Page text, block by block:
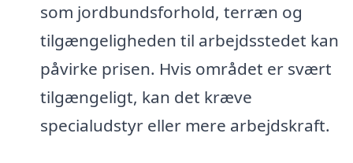
som jordbundsforhold, terræn og
tilgængeligheden til arbejdsstedet kan
påvirke prisen. Hvis området er svært
tilgængeligt, kan det kræve
specialudstyr eller mere arbejdskraft.